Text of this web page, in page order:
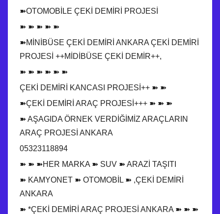
➽OTOMOBİLE ÇEKİ DEMİRİ PROJESİ
➽ ➽ ➽ ➽ ➽
➽MİNİBÜSE ÇEKİ DEMİRİ ANKARA ÇEKİ DEMİRİ
PROJESİ ++MİDİBÜSE ÇEKİ DEMİR++,
➽ ➽ ➽ ➽ ➽ ➽
ÇEKİ DEMİRİ KANCASI PROJESİ++ ➽ ➽
➽ÇEKİ DEMİRİ ARAÇ PROJESİ+++ ➽ ➽ ➽
➽ AŞAGIDA ÖRNEK VERDİĞİMİZ ARAÇLARIN
ARAÇ PROJESİ ANKARA
05323118894
➽ ➽ ➽HER MARKA ➽ SUV ➽ ARAZİ TAŞITI
➽ KAMYONET ➽ OTOMOBİL ➽ ,ÇEKİ DEMİRİ
ANKARA
➽ *ÇEKİ DEMİRİ ARAÇ PROJESİ ANKARA ➽ ➽ ➽